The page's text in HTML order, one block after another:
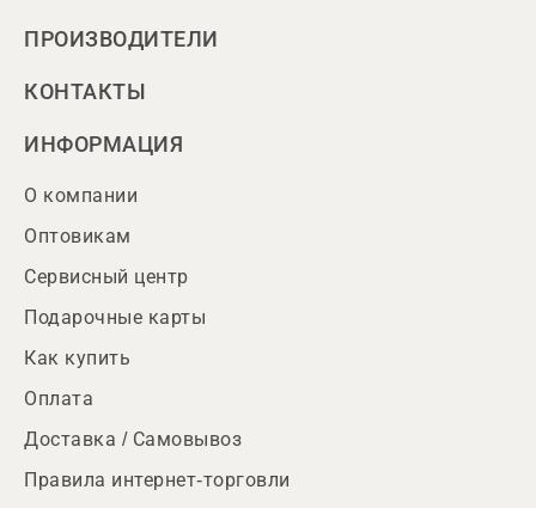
ПРОИЗВОДИТЕЛИ
КОНТАКТЫ
ИНФОРМАЦИЯ
О компании
Оптовикам
Сервисный центр
Подарочные карты
Как купить
Оплата
Доставка / Самовывоз
Правила интернет-торговли